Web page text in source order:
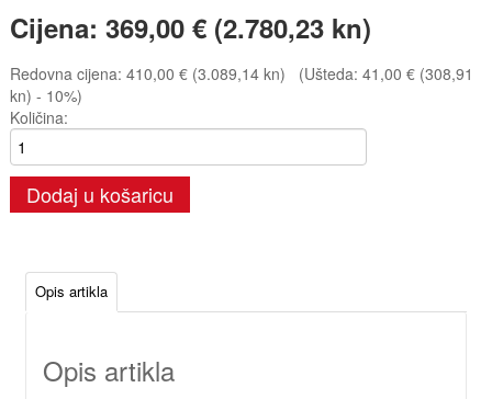
Cijena: 369,00 € (2.780,23 kn)
Redovna cijena: 410,00 € (3.089,14 kn) (Ušteda: 41,00 € (308,91
kn) - 10%)
Količina:
Dodaj u košaricu
Opis artikla
Opis artikla